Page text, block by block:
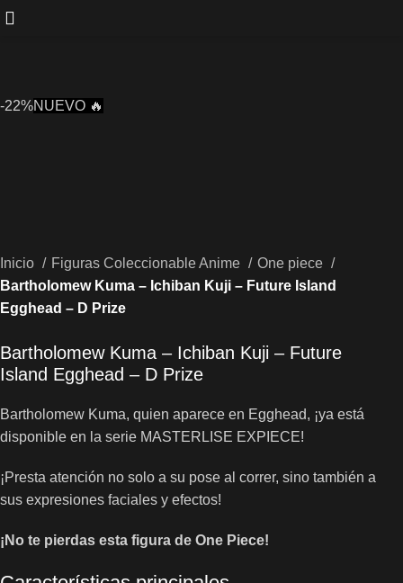
-22%NUEVO 🔥
Inicio Figuras Coleccionable Anime
One piece
Bartholomew Kuma – Ichiban Kuji – Future Island
Egghead – D Prize
Bartholomew Kuma – Ichiban Kuji – Future
Island Egghead – D Prize
Bartholomew Kuma, quien aparece en Egghead, ¡ya está
disponible en la serie MASTERLISE EXPIECE!
¡Presta atención no solo a su pose al correr, sino también a
sus expresiones faciales y efectos!
¡No te pierdas esta figura de One Piece!